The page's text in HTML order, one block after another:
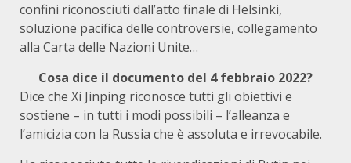
confini riconosciuti dall’atto finale di Helsinki,
soluzione pacifica delle controversie, collegamento
alla Carta delle Nazioni Unite…
Cosa dice il documento del 4 febbraio 2022?
Dice che Xi Jinping riconosce tutti gli obiettivi e
sostiene – in tutti i modi possibili – l’alleanza e
l’amicizia con la Russia che è assoluta e irrevocabile.